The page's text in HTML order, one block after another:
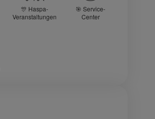
🎊 Haspa-
Veranstaltungen
🎯 Service-
Center